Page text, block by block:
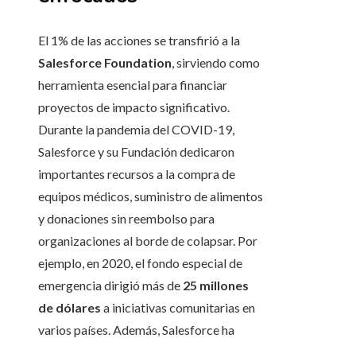
El 1% de las acciones se transfirió a la
Salesforce Foundation , sirviendo como
herramienta esencial para financiar
proyectos de impacto significativo.
Durante la pandemia del COVID-19,
Salesforce y su Fundación dedicaron
importantes recursos a la compra de
equipos médicos, suministro de alimentos
y donaciones sin reembolso para
organizaciones al borde de colapsar. Por
ejemplo, en 2020, el fondo especial de
emergencia dirigió más de 25 millones
de dólares a iniciativas comunitarias en
varios países. Además, Salesforce ha